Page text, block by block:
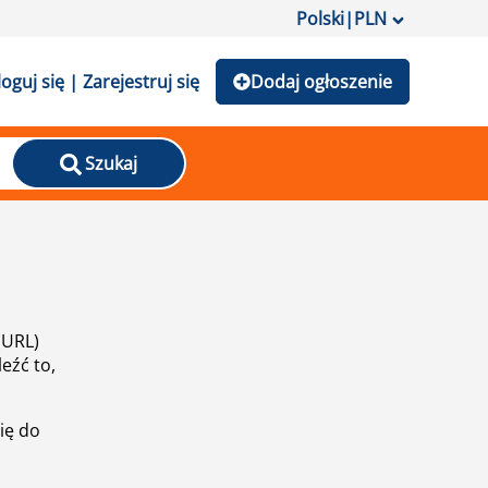
Polski|PLN
się | Zarejestruj się Dodaj ogłoszenie
Szukaj
to,
do